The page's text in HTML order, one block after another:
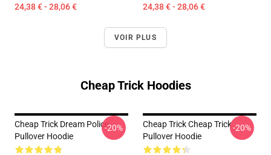
24,38 € - 28,06 € 24,38 € - 28,06 €
VOIR PLUS
Cheap Trick Hoodies
Cheap Trick Dream Police
Pullover Hoodie
-20%
Cheap Trick Cheap Trick
Pullover Hoodie
-20%